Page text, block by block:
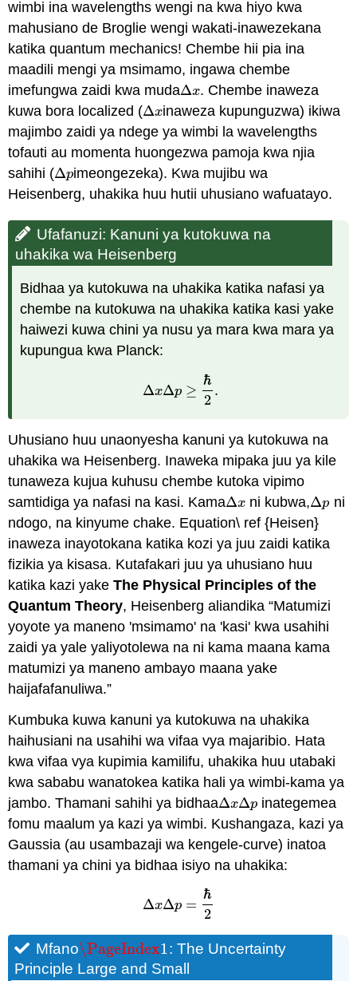
wimbi ina wavelengths wengi na kwa hiyo kwa
mahusiano de Broglie wengi wakati-inawezekana
katika quantum mechanics! Chembe hii pia ina
maadili mengi ya msimamo, ingawa chembe
imefungwa zaidi kwa mudaΔx
Δx . Chembe inaweza
kuwa bora localized (Δx
Δx inaweza kupunguzwa) ikiwa
majimbo zaidi ya ndege ya wimbi la wavelengths
tofauti au momenta huongezwa pamoja kwa njia
sahihi (Δp
Δpimeongezeka). Kwa mujibu wa
Heisenberg, uhakika huu hutii uhusiano wafuatayo.
Ufafanuzi: Kanuni ya kutokuwa na
uhakika wa Heisenberg
Bidhaa ya kutokuwa na uhakika katika nafasi ya
chembe na kutokuwa na uhakika katika kasi yake
haiwezi kuwa chini ya nusu ya mara kwa mara ya
kupungua kwa Planck:
ΔxΔp ≥
ℏ
2
.
ΔxΔp ≥ℏ 2.
Uhusiano huu unaonyesha kanuni ya kutokuwa na
uhakika wa Heisenberg. Inaweka mipaka juu ya kile
tunaweza kujua kuhusu chembe kutoka vipimo
samtidiga ya nafasi na kasi. KamaΔx
Δx ni kubwa,Δp
Δp ni
ndogo, na kinyume chake. Equation\ ref {Heisen}
inaweza inayotokana katika kozi ya juu zaidi katika
fizikia ya kisasa. Kutafakari juu ya uhusiano huu
katika kazi yakeThe Physical Principles of the
Quantum Theory, Heisenberg aliandika “Matumizi
yoyote ya maneno 'msimamo' na 'kasi' kwa usahihi
zaidi ya yale yaliyotolewa na ni kama maana kama
matumizi ya maneno ambayo maana yake
haijafafanuliwa.”
Kumbuka kuwa kanuni ya kutokuwa na uhakika
haihusiani na usahihi wa vifaa vya majaribio. Hata
kwa vifaa vya kupimia kamilifu, uhakika huu utabaki
kwa sababu wanatokea katika hali ya wimbi-kama ya
jambo. Thamani sahihi ya bidhaaΔxΔp
ΔxΔp inategemea
fomu maalum ya kazi ya wimbi. Kushangaza, kazi ya
Gaussia (au usambazaji wa kengele-curve) inatoa
thamani ya chini ya bidhaa isiyo na uhakika:
ΔxΔp =
ℏ
2
ΔxΔp =ℏ 2
Mfano\PageIndex1
\PageIndex1: The Uncertainty
Principle Large and Small